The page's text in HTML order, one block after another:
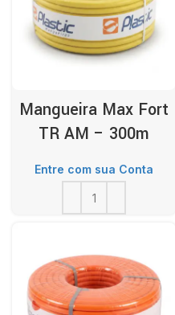
Mangueira Max Fort
TR AM – 300m
Entre com sua Conta